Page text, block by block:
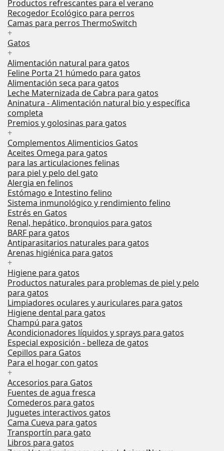
Productos refrescantes para el verano
Recogedor Ecológico para perros
Camas para perros ThermoSwitch
+
Gatos
+
Alimentación natural para gatos
Feline Porta 21 húmedo para gatos
Alimentación seca para gatos
Leche Maternizada de Cabra para gatos
Aninatura - Alimentación natural bio y específica
completa
Premios y golosinas para gatos
+
Complementos Alimenticios Gatos
Aceites Omega para gatos
para las articulaciones felinas
para piel y pelo del gato
Alergia en felinos
Estómago e Intestino felino
Sistema inmunológico y rendimiento felino
Estrés en Gatos
Renal, hepático, bronquios para gatos
BARF para gatos
Antiparasitarios naturales para gatos
Arenas higiénica para gatos
+
Higiene para gatos
Productos naturales para problemas de piel y pelo
para gatos
Limpiadores oculares y auriculares para gatos
Higiene dental para gatos
Champú para gatos
Acondicionadores líquidos y sprays para gatos
Especial exposición - belleza de gatos
Cepillos para Gatos
Para el hogar con gatos
+
Accesorios para Gatos
Fuentes de agua fresca
Comederos para gatos
Juguetes interactivos gatos
Cama Cueva para gatos
Transportín para gato
Libros para gatos